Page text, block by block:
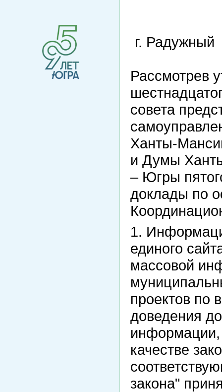
г.
Рассмотрев
совета
Ханты-
и Думы
– Югры
доклады по
1.
единого
массовой
проектов по
доведения
информации,
качестве
закона"